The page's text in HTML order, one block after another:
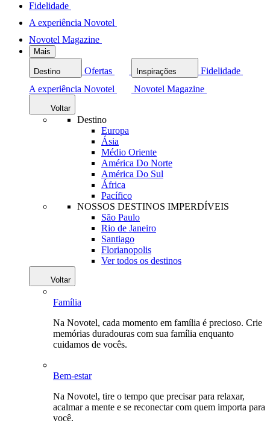
Fidelidade
A experiência Novotel
Novotel Magazine
Mais
Destino Ofertas Inspirações
Fidelidade
A experiência Novotel
Novotel Magazine
Voltar
Destino
Europa
Ásia
Médio Oriente
América Do Norte
América Do Sul
África
Pacífico
NOSSOS DESTINOS IMPERDÍVEIS
São Paulo
Rio de Janeiro
Santiago
Florianopolis
Ver todos os destinos
Voltar
Família
Na Novotel, cada momento em família é precioso. Crie
memórias duradouras com sua família enquanto
cuidamos de vocês.
Bem-estar
Na Novotel, tire o tempo que precisar para relaxar,
acalmar a mente e se reconectar com quem importa para
você.